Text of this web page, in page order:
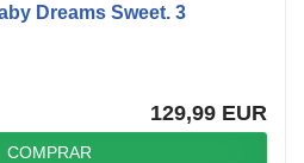
Dreams Sweet. 3
129,99 EUR
COMPRAR